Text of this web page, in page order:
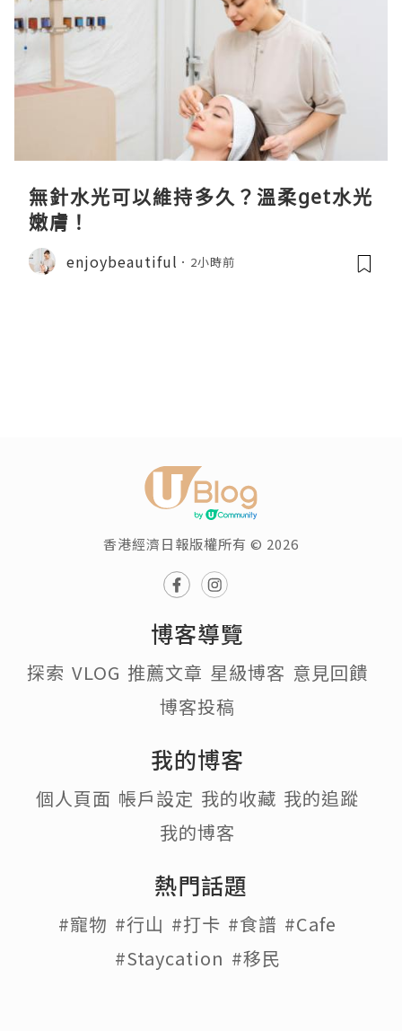
無針水光可以維持多久？溫柔get水光
嫩膚！
enjoybeautiful 2小時前
香港經濟日報版權所有 © 2026
博客導覽
探索 VLOG 推薦文章 星級博客 意見回饋
博客投稿
我的博客
個人頁面 帳戶設定 我的收藏 我的追蹤
我的博客
熱門話題
#寵物 #行山 #打卡 #食譜 #Cafe
#Staycation #移民